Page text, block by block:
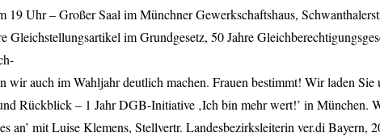
Uhr – Großer Saal im Münchner Gewerkschaftshaus,
im Grundgesetz, 50 Jahre
auch im Wahljahr deutlich machen. Frauen bestimmt! Wir laden
Rückblick – 1 JahrDGB-Initiative ‚Ich bin mehr wert!’ in München.
mit Luise Klemens, Stellvertr. Landesbezirksleiterin ver.di